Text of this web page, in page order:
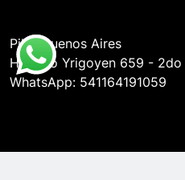
Pilar, Buenos Aires
Hipólito Yrigoyen 659 - 2do
WhatsApp: 541164191059